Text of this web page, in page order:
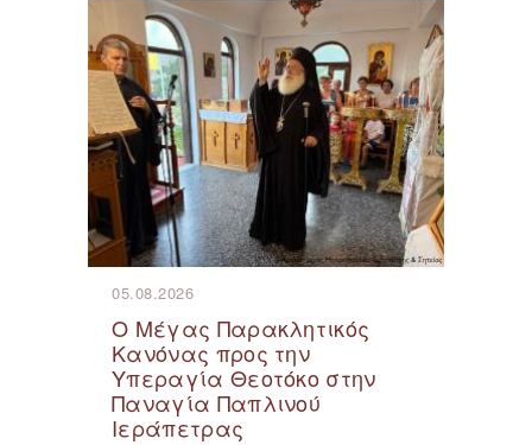
05.08.2026
Ο Μέγας Παρακλητικός
Κανόνας προς την
Υπεραγία Θεοτόκο στην
Παναγία Παπλινού
Ιεράπετρας